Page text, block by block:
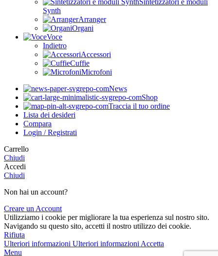
Sintetizzatori e moduli
Synth
Arranger
Organi
Voce
Indietro
Accessori
Cuffie
Microfoni
News
Shop
Traccia il tuo ordine
Lista dei desideri
Compara
Login / Registrati
Carrello
Chiudi
Accedi
Chiudi
Non hai un account?
Creare un Account
Utilizziamo i cookie per migliorare la tua esperienza sul nostro sito.
Navigando su questo sito, accetti il nostro utilizzo dei cookie.
Rifiuta
Ulteriori informazioni Ulteriori informazioni Accetta
Menu